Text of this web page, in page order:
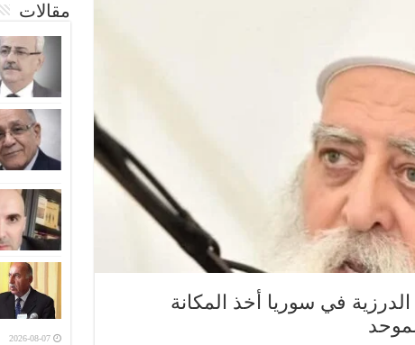
في سوريا أخذ المكانة
مقالات
2026-08-07